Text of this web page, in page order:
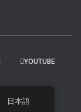
YOUTUBE
日本語